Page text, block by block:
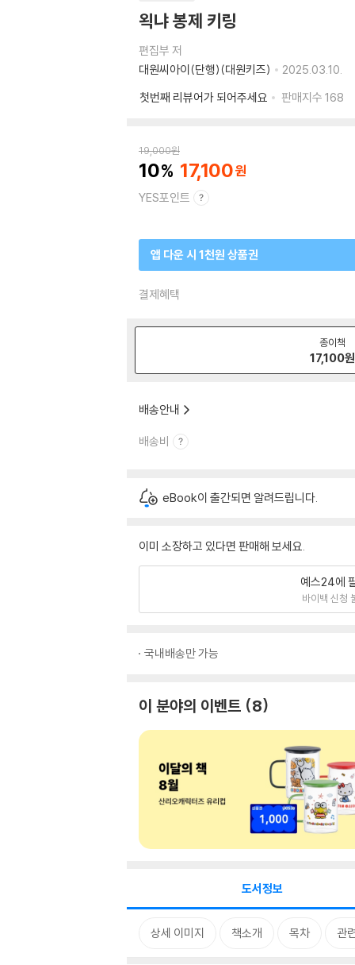
왹냐 봉제 키링
편집부 저
대원씨아이(단행)(대원키즈)
2025.03.10.
첫번째 리뷰어가 되어주세요
판매지수 168
19,000원
10 17,100
YES포인트
앱 다운 시 1천원 상품권
결제혜택
종이책
17,100원
배송안내
배송비
eBook이 출간되면 알려드립니다.
이미 소장하고 있다면 판매해 보세요.
예스24에
바이백 신청
국내배송만 가능
이 분야의 이벤트 8
도서정보
상세 이미지 책소개 목차 관